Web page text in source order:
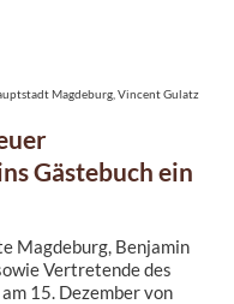
Gästebuch ein
Magdeburg, Benjamin
Vertretende des
15. Dezember von
Magdeburg, Vincent Gulatz